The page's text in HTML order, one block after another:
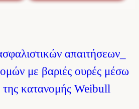
απαιτήσεων_
με βαριές ουρές μέσω
της κατανομής Weibull